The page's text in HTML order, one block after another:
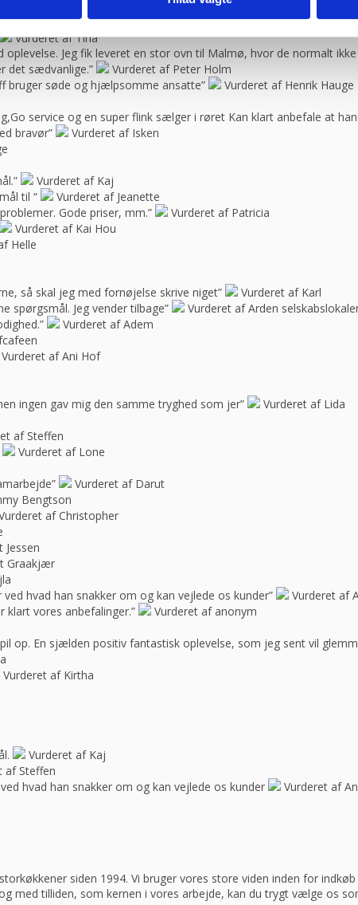
Vurderet af Tina
Jeg fik leveret en stor ovn til Malmø, hvor de normalt
det sædvanlige.”
Vurderet af Peter Holm
bruger søde og hjælpsomme ansatte”
Vurderet af Henrik Hauge
service og en super flink sælger i røret Kan klart anbefale at
bravør”
Vurderet af Isken
Vurderet af Kaj
til “
Vurderet af Jeanette
Gode priser, mm.”
Vurderet af Patricia
Vurderet af Kai Hou
Helle
så skal jeg med fornøjelse skrive niget”
Vurderet af Karl
spørgsmål. Jeg vender tilbage”
Vurderet af Arden
Vurderet af Adem
Vurderet af Ani Hof
ingen gav mig den samme tryghed som jer”
Vurderet af Lida
af Steffen
Vurderet af Lone
Vurderet af Darut
Bengtson
af Christopher
Jessen
Graakjær
hvad han snakker om og kan vejlede os kunder”
Vurderet af
klart vores anbefalinger.”
Vurderet af anonym
op. En sjælden positiv fantastisk oplevelse, som jeg sent vil
Vurderet af Kirtha
Vurderet af Kaj
af Steffen
hvad han snakker om og kan vejlede os kunder
Vurderet af
siden 1994. Vi bruger vores store viden inden for
med tilliden, som kernen i vores arbejde, kan du trygt vælge os